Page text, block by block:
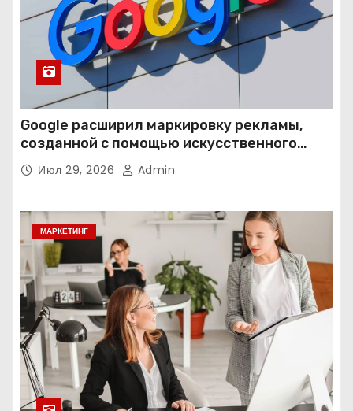
Google расширил маркировку рекламы,
созданной с помощью искусственного
интеллекта
Июл 29, 2026 Admin
МАРКЕТИНГ